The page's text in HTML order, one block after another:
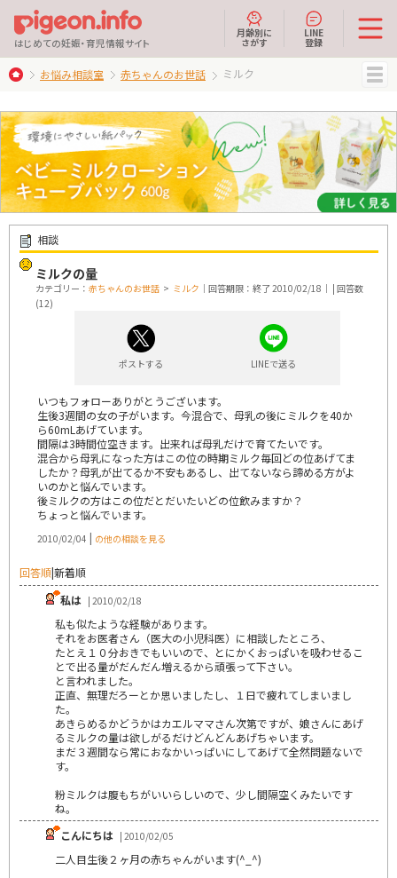
はじめての妊娠・育児情報サイト
月齢別に
さがす
LINE
登録
お悩み相談室 赤ちゃんのお世話 ミルク
相談
ミルクの量
カテゴリー： 赤ちゃんのお世話 > ミルク ｜回答期限：終了 2010/02/18｜ | 回答数
(12)
ポストする LINEで送る
いつもフォローありがとうございます。
生後3週間の女の子がいます。今混合で、母乳の後にミルクを40か
ら60mLあげています。
間隔は3時間位空きます。出来れば母乳だけで育てたいです。
混合から母乳になった方はこの位の時期ミルク毎回どの位あげてま
したか？母乳が出てるか不安もあるし、出てないなら諦める方がよ
いのかと悩んでいます。
後ミルクの方はこの位だとだいたいどの位飲みますか？
ちょっと悩んでいます。
2010/02/04 | の他の相談を見る
回答順|新着順
私は | 2010/02/18
私も似たような経験があります。
それをお医者さん（医大の小児科医）に相談したところ、
たとえ１０分おきでもいいので、とにかくおっぱいを吸わせるこ
とで出る量がだんだん増えるから頑張って下さい。
と言われました。
正直、無理だろーとか思いましたし、１日で疲れてしまいまし
た。
あきらめるかどうかはカエルママさん次第ですが、娘さんにあげ
るミルクの量は欲しがるだけどんどんあげちゃいます。
まだ３週間なら常におなかいっぱいにしてあげて全然問題ないで
す。
粉ミルクは腹もちがいいらしいので、少し間隔空くみたいです
ね。
こんにちは | 2010/02/05
二人目生後２ヶ月の赤ちゃんがいます(^_^)